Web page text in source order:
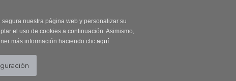
nuestra página web y personalizar su
el uso de cookies a continuación. Asimismo,
más información haciendo clic aquí.